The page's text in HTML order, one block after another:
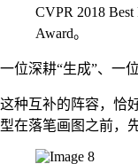
CVPR 2018 Best
Award。
一位深耕“生成”、一
这种互补的阵容，恰
型在落笔画图之前，